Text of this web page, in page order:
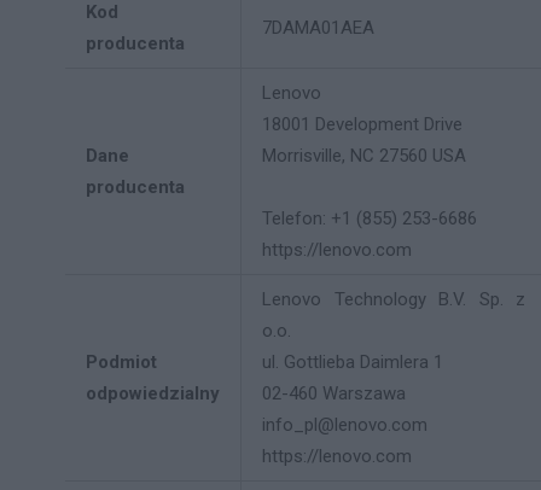
Kod
producenta
7DAMA01AEA
Dane
producenta
Lenovo
18001 Development Drive
Morrisville, NC 27560 USA
Telefon: +1 (855) 253-6686
https://lenovo.com
Podmiot
odpowiedzialny
Lenovo Technology B.V. Sp. z
o.o.
ul. Gottlieba Daimlera 1
02-460 Warszawa
info_pl@lenovo.com
https://lenovo.com